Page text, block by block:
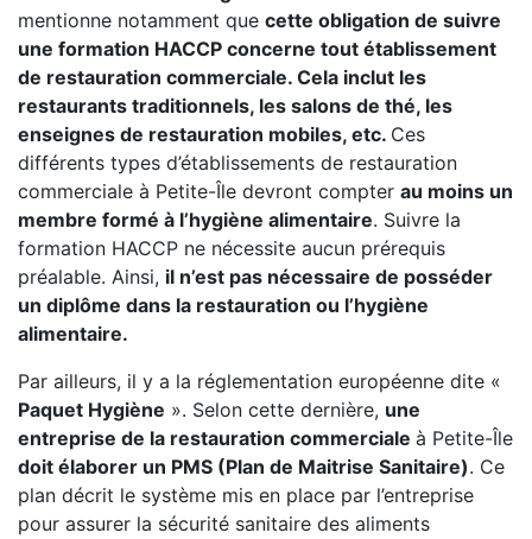
mentionne notamment que cette obligation de suivre
une formation HACCP concerne tout établissement
de restauration commerciale. Cela inclut les
restaurants traditionnels, les salons de thé, les
enseignes de restauration mobiles, etc. Ces
différents types d’établissements de restauration
commerciale à Petite-Île devront compter au moins un
membre formé à l’hygiène alimentaire. Suivre la
formation HACCP ne nécessite aucun prérequis
préalable. Ainsi, il n’est pas nécessaire de posséder
un diplôme dans la restauration ou l’hygiène
alimentaire.
Par ailleurs, il y a la réglementation européenne dite «
Paquet Hygiène ». Selon cette dernière, une
entreprise de la restauration commerciale à Petite-Île
doit élaborer un PMS (Plan de Maitrise Sanitaire). Ce
plan décrit le système mis en place par l’entreprise
pour assurer la sécurité sanitaire des aliments